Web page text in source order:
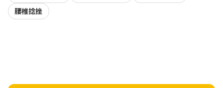
腰椎捻挫